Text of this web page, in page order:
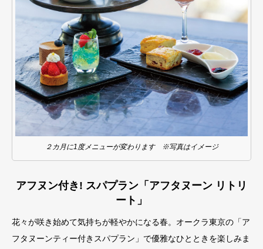
２カ月に1度メニューが変わります ※写真はイメージ
アフヌン付き! スパプラン「アフタヌーン リトリ
ート」
花々が咲き始めて気持ちが軽やかになる春。オークラ東京の「ア
フタヌーンティー付きスパプラン」で優雅なひとときを楽しみま